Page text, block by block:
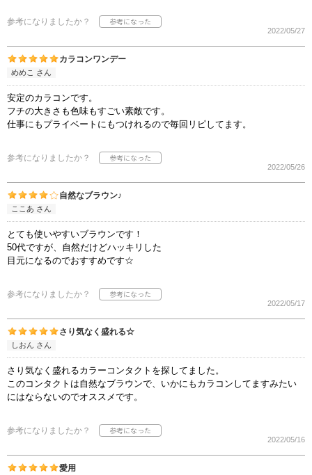
参考になりましたか？
2022/05/27
カラコンワンデー
めめこ さん
安定のカラコンです。
フチの大きさも色味もすごい素敵です。
仕事にもプライベートにもつけれるので毎回リピしてます。
参考になりましたか？
2022/05/26
自然なブラウン♪
ここあ さん
とても使いやすいブラウンです！
50代ですが、自然だけどハッキリした
目元になるのでおすすめです☆
参考になりましたか？
2022/05/17
さり気なく盛れる☆
しおん さん
さり気なく盛れるカラーコンタクトを探してました。
このコンタクトは自然なブラウンで、いかにもカラコンしてますみたい
にはならないのでオススメです。
参考になりましたか？
2022/05/16
愛用